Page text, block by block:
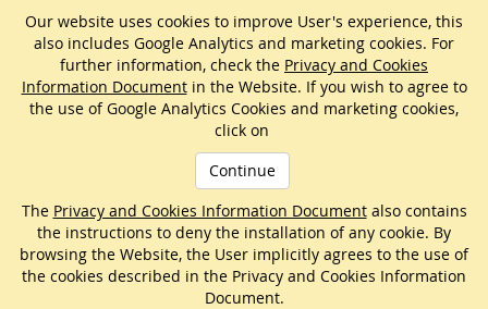
Our website uses cookies to improve User's experience, this
also includes Google Analytics and marketing cookies. For
further information, check the Privacy and Cookies
Information Documentin the Website. If you wish to agree to
the use of Google Analytics Cookies and marketing cookies,
click on
Continue
The Privacy and Cookies Information Documentalso contains
the instructions to deny the installation of any cookie. By
browsing the Website, the User implicitly agrees to the use of
the cookies described in the Privacy and Cookies Information
Document.